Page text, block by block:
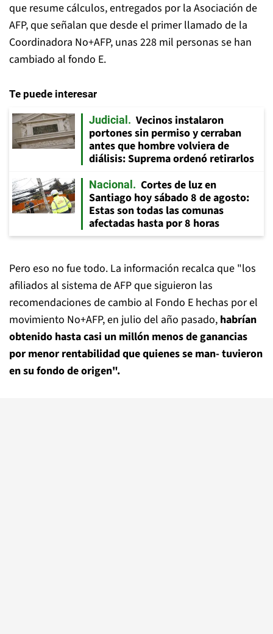
que resume cálculos, entregados por la Asociación de
AFP, que señalan que desde el primer llamado de la
Coordinadora No+AFP, unas 228 mil personas se han
cambiado al fondo E.
Te puede interesar
Judicial
Vecinos instalaron
portones sin permiso y cerraban
antes que hombre volviera de
diálisis: Suprema ordenó retirarlos
Nacional
Cortes de luz en
Santiago hoy sábado 8 de agosto:
Estas son todas las comunas
afectadas hasta por 8 horas
Pero eso no fue todo. La información recalca que "los
afiliados al sistema de AFP que siguieron las
recomendaciones de cambio al Fondo E hechas por el
movimiento No+AFP, en julio del año pasado, habrían
obtenido hasta casi un millón menos de ganancias
por menor rentabilidad que quienes se man- tuvieron
en su fondo de origen".